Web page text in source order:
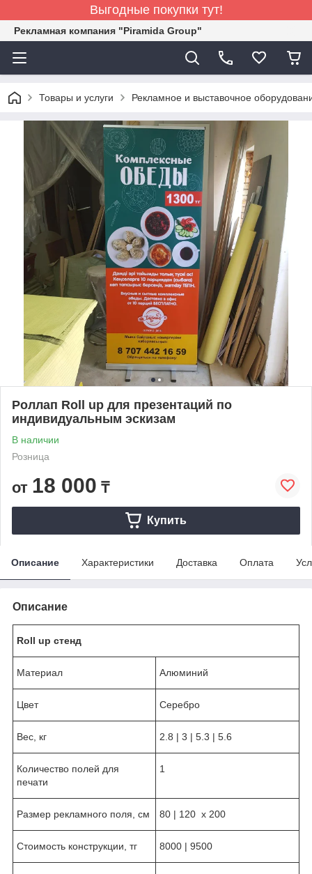
Выгодные покупки тут!
Рекламная компания "Piramida Group"
Товары и услуги Рекламное и выставочное
Роллап Roll up для презентаций по
индивидуальным эскизам
В наличии
Розница
от 18 000 ₸
Купить
Описание Характеристики Доставка Оплата
Описание
Roll up стенд
Материал Алюминий
Цвет Серебро
Вес, кг 2.8 | 3 | 5.3 | 5.6
Количество полей для
печати
1
Размер рекламного поля, см 80 | 120 х 200
Стоимость конструкции, тг 8000 | 9500